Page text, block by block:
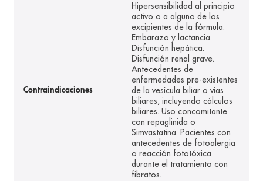
Contraindicaciones
Hipersensibilidad al principio
activo o a alguno de los
excipientes de la fórmula.
Embarazo y lactancia.
Disfunción hepática.
Disfunción renal grave.
Antecedentes de
enfermedades pre-existentes
de la vesícula biliar o vías
biliares, incluyendo cálculos
biliares. Uso concomitante
con repaglinida o
Simvastatina. Pacientes con
antecedentes de fotoalergia
o reacción fototóxica
durante el tratamiento con
fibratos.